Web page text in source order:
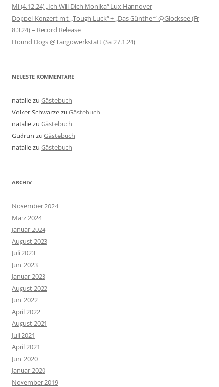
Mi (4.12.24) „Ich Will Dich Monika“ Lux Hannover
Doppel-Konzert mit „Tough Luck“ + „Das Günther“ @Glocksee (Fr
8.3.24) – Record Release
Hound Dogs @Tangowerkstatt (Sa 27.1.24)
NEUESTE KOMMENTARE
nataliezu Gästebuch
Volker Schwarzezu Gästebuch
nataliezu Gästebuch
Gudrun zu Gästebuch
nataliezu Gästebuch
ARCHIV
November 2024
März 2024
Januar 2024
August 2023
Juli 2023
Juni 2023
Januar 2023
August 2022
Juni 2022
April 2022
August 2021
Juli 2021
April 2021
Juni 2020
Januar 2020
November 2019